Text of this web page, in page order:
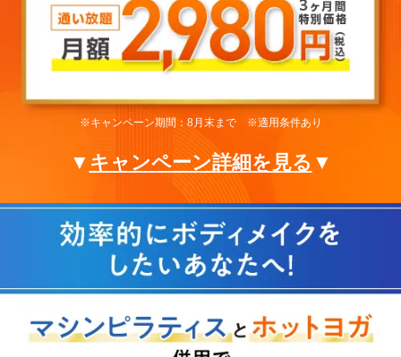
※キャンペーン期間：8月末まで ※適用条件あり
▼ キャンペーン詳細を見る ▼